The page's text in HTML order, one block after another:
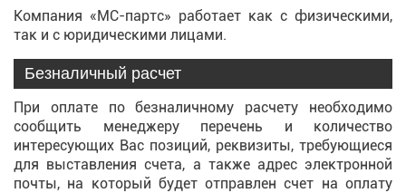
Компания «МС-партс» работает как с физическими,
так и с юридическими лицами.
Безналичный расчет
При оплате по безналичному расчету необходимо
сообщить менеджеру перечень и количество
интересующих Вас позиций, реквизиты, требующиеся
для выставления счета, а также адрес электронной
почты, на который будет отправлен счет на оплату